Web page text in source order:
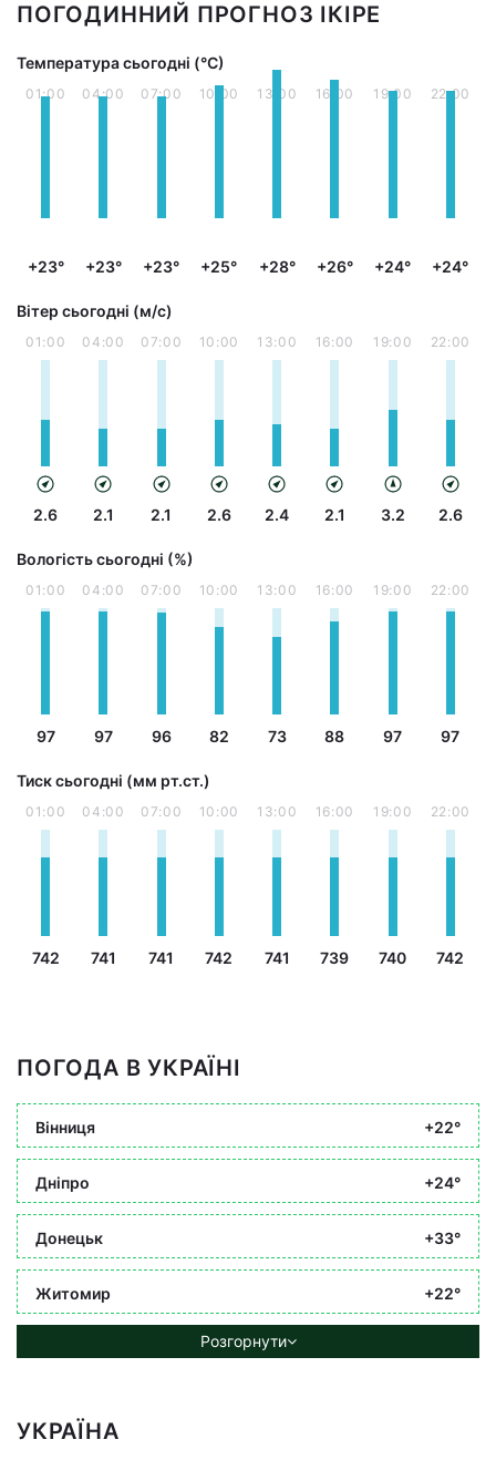
ПОГОДИННИЙ ПРОГНОЗ ІКІРЕ
Температура сьогодні (°С)
01:00
+23°
04:00
+23°
07:00
+23°
10:00
+25°
13:00
+28°
16:00
+26°
19:00
+24°
22:00
+24°
Вітер сьогодні (м/с)
01:00
2.6
04:00
2.1
07:00
2.1
10:00
2.6
13:00
2.4
16:00
2.1
19:00
3.2
22:00
2.6
Вологість сьогодні (%)
01:00
97
04:00
97
07:00
96
10:00
82
13:00
73
16:00
88
19:00
97
22:00
97
Тиск сьогодні (мм рт.ст.)
01:00
742
04:00
741
07:00
741
10:00
742
13:00
741
16:00
739
19:00
740
22:00
742
ПОГОДА В УКРАЇНІ
Вінниця +22°
Дніпро +24°
Донецьк +33°
Житомир +22°
Розгорнути
УКРАЇНА